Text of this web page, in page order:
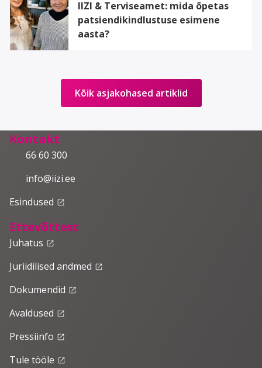
IIZI & Terviseamet: mida õpetas
patsiendikindlustuse esimene
aasta?
Kõik asjakohased artiklid
Kontakt
66 60 300
info@iizi.ee
Esindused launch
Ettevõttest
Juhatus launch
Juriidilised andmed launch
Dokumendid launch
Avaldused launch
Pressiinfo launch
Tule tööle launch